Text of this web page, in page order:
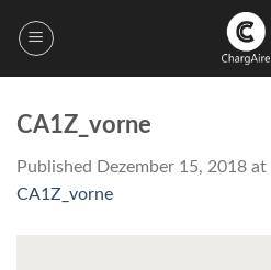
CA1Z_vorne
Published Dezember 15, 2018 at
CA1Z_vorne